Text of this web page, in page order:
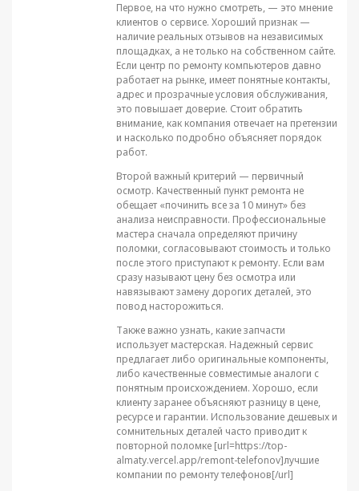
Первое, на что нужно смотреть, — это мнение
клиентов о сервисе. Хороший признак —
наличие реальных отзывов на независимых
площадках, а не только на собственном сайте.
Если центр по ремонту компьютеров давно
работает на рынке, имеет понятные контакты,
адрес и прозрачные условия обслуживания,
это повышает доверие. Стоит обратить
внимание, как компания отвечает на претензии
и насколько подробно объясняет порядок
работ.
Второй важный критерий — первичный
осмотр. Качественный пункт ремонта не
обещает «починить все за 10 минут» без
анализа неисправности. Профессиональные
мастера сначала определяют причину
поломки, согласовывают стоимость и только
после этого приступают к ремонту. Если вам
сразу называют цену без осмотра или
навязывают замену дорогих деталей, это
повод насторожиться.
Также важно узнать, какие запчасти
использует мастерская. Надежный сервис
предлагает либо оригинальные компоненты,
либо качественные совместимые аналоги с
понятным происхождением. Хорошо, если
клиенту заранее объясняют разницу в цене,
ресурсе и гарантии. Использование дешевых и
сомнительных деталей часто приводит к
повторной поломке [url=https://top-
almaty.vercel.app/remont-telefonov]лучшие
компании по ремонту телефонов[/url]